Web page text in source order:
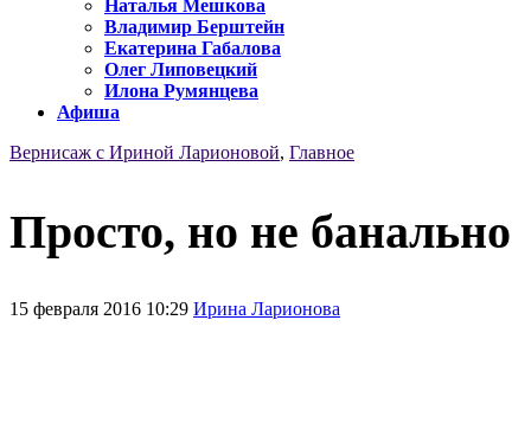
Наталья Мешкова
Владимир Берштейн
Екатерина Габалова
Олег Липовецкий
Илона Румянцева
Афиша
Вернисаж с Ириной Ларионовой, Главное
Просто, но не банально
15 февраля 2016 10:29 Ирина Ларионова